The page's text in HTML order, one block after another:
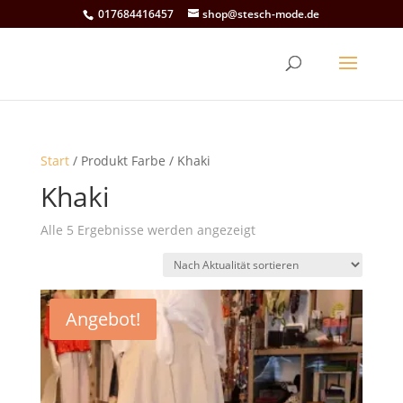
017684416457 shop@stesch-mode.de
Start/ Produkt Farbe / Khaki
Khaki
Alle 5 Ergebnisse werden angezeigtNach
sortiert
Angebot!